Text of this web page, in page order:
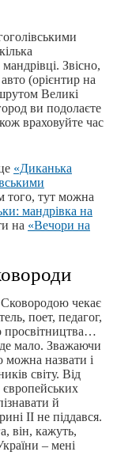
Звісно,
(орієнтир на
Великі
ви подолаєте
враховуйте час
«Диканька
того, тут можна
мандрівка на
на «Вечори на
Сковородою чекає
поет, педагог,
просвітництва…
мало. Зважаючи
можна назвати і
світу. Від
європейських
й
ІІ не піддався.
він, кажуть,
– мені